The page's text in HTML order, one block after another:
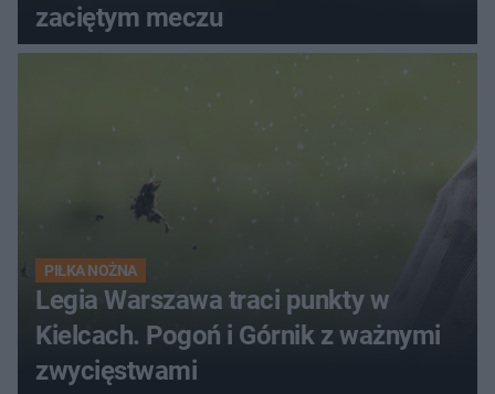
zaciętym meczu
PIŁKA NOŻNA
Legia Warszawa traci punkty w
Kielcach. Pogoń i Górnik z ważnymi
zwycięstwami